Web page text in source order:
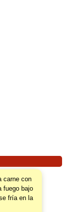
carne con
fuego bajo
fría en la